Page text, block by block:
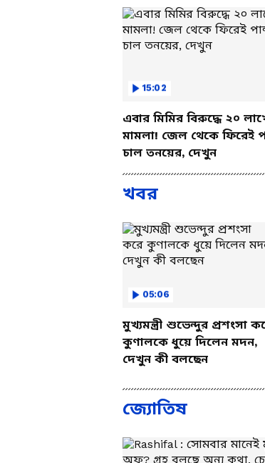
15:02
এবার মিমির বিরুদ্ধে ২০
মামলা! জেল থেকে ফিরেই
চাল তনয়ের, দেখুন
খবর
05:06
মুখ্যমন্ত্রী শুভেন্দুর প্রশংসা
কুণালকে ধুয়ে দিলেন মদন,
দেখুন কী বলছেন
জ্যোতিষ